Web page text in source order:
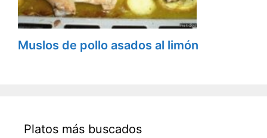
Muslos de pollo asados al limón
Platos más buscados